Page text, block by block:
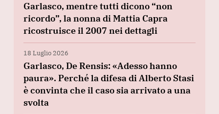
Garlasco, mentre tutti dicono “non
ricordo”, la nonna di Mattia Capra
ricostruisce il 2007 nei dettagli
18 Luglio 2026
Garlasco, De Rensis: «Adesso hanno
paura». Perché la difesa di Alberto Stasi
è convinta che il caso sia arrivato a una
svolta